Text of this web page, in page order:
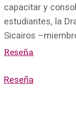
capacitar y
estudiantes, la
Sicairos
Reseña
Reseña